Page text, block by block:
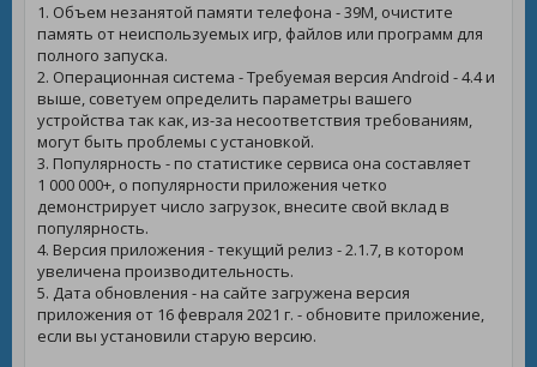
1. Объем незанятой памяти телефона - 39M, очистите
память от неиспользуемых игр, файлов или программ для
полного запуска.
2. Операционная система - Требуемая версия Android - 4.4 и
выше, советуем определить параметры вашего
устройства так как, из-за несоответствия требованиям,
могут быть проблемы с установкой.
3. Популярность - по статистике сервиса она составляет
1 000 000+, о популярности приложения четко
демонстрирует число загрузок, внесите свой вклад в
популярность.
4. Версия приложения - текущий релиз - 2.1.7, в котором
увеличена производительность.
5. Дата обновления - на сайте загружена версия
приложения от 16 февраля 2021 г. - обновите приложение,
если вы установили старую версию.